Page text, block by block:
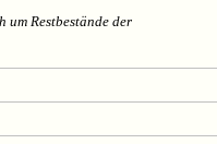
um Restbestände der